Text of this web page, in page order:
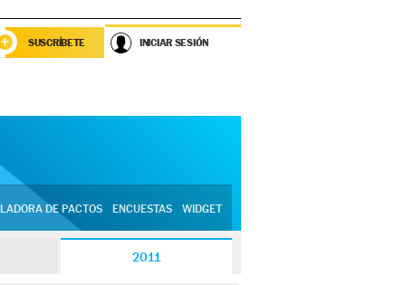
SUSCRÍBETE INICIAR SESIÓN
DE PACTOS ENCUESTAS WIDGET
2011